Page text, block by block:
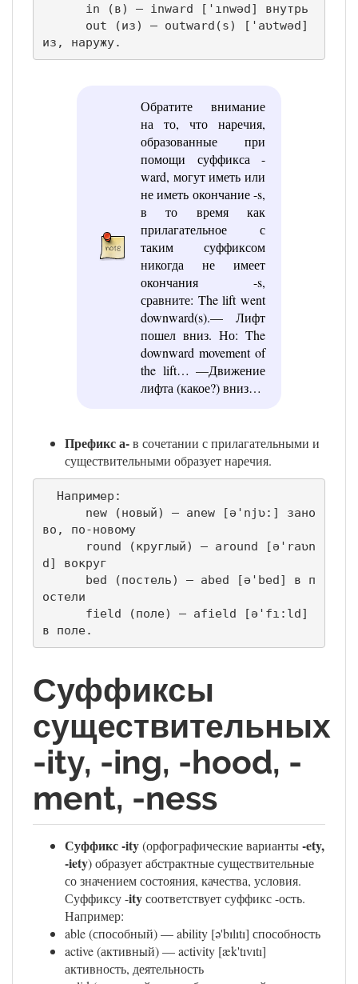
из, наружу.
Обратите внимание
на то, что наречия,
образованные при
помощи суффикса -
ward, могут иметь или
не иметь окончание -s,
в то время как
прилагательное с
таким суффиксом
никогда не имеет
окончания -s,
сравните: The lift went
downward(s).— Лифт
пошел вниз. Но: The
downward movement of
the lift… —Движение
лифта (какое?) вниз…
Префикс а-в сочетании с прилагательными и
существительными образует наречия.
во, по-новому
d] вокруг
остели
в поле.
Суффиксы
существительных
-ity, -ing, -hood, -
ment, -ness
Суффикс -ity(орфографические варианты-ety,
-iety) образует абстрактные существительные
со значением состояния, качества, условия.
Суффиксу -ityсоответствует суффикс -ость.
Например:
able (способный) — ability [ə'bılıtı] способность
active (активный) — activity [æk'tıvıtı]
активность, деятельность